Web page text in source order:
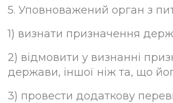
5. Уповноважений орган з
1) визнати призначення
2) відмовити у визнанні
держави, іншої ніж та, що
3) провести додаткову